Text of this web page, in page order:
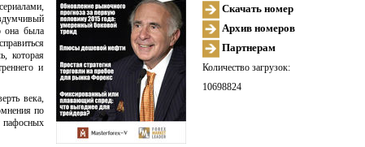
она была
которая
и
века,
по
пафосных
Скачать номер
Архив номеров
Партнерам
Количество загрузок:
10698824